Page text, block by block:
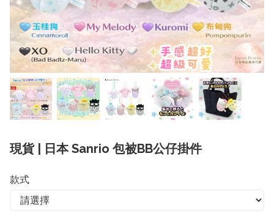
現貨 | 日本 Sanrio 包被BB公仔掛件
款式